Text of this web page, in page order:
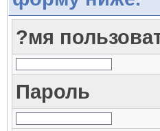
?мя
Пароль